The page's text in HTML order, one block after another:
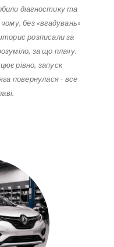
діагностику та
без «вгадувань»
розписали за
за що плачу.
рівно, запуск
повернулася - все